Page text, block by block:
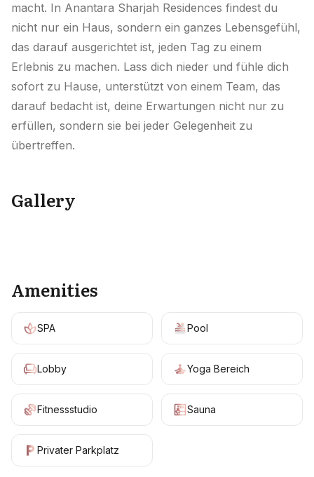
macht. In Anantara Sharjah Residences findest du
nicht nur ein Haus, sondern ein ganzes Lebensgefühl,
das darauf ausgerichtet ist, jeden Tag zu einem
Erlebnis zu machen. Lass dich nieder und fühle dich
sofort zu Hause, unterstützt von einem Team, das
darauf bedacht ist, deine Erwartungen nicht nur zu
erfüllen, sondern sie bei jeder Gelegenheit zu
übertreffen.
Gallery
Amenities
SPA Pool
Lobby Yoga Bereich
Fitnessstudio Sauna
Privater Parkplatz